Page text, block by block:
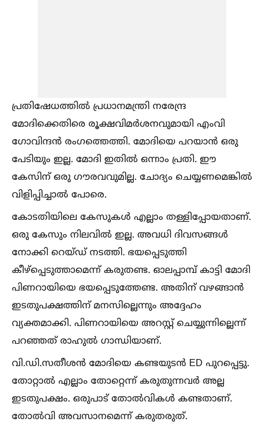
പ്രതിഷേധത്തില്‍ പ്രധാനമന്ത്രി നരേന്ദ്ര
മോദിക്കെതിരെ രൂക്ഷവിമർശനവുമായി എംവി
ഗോവിന്ദൻ രംഗത്തെത്തി. മോദിയെ പറയാൻ ഒരു
പേടിയും ഇല്ല. മോദി ഇതില്‍ ഒന്നാം പ്രതി. ഈ
കേസിന് ഒരു ഗൗരവവുമില്ല. ചോദ്യം ചെയ്യണമെങ്കില്‍
വിളിപ്പിച്ചാല്‍ പോരെ.
കോടതിയിലെ കേസുകള്‍ എല്ലാം തള്ളിപ്പോയതാണ്.
ഒരു കേസും നിലവില്‍ ഇല്ല. അവധി ദിവസങ്ങള്‍
നോക്കി റെയ്ഡ് നടത്തി. ഭയപ്പെടുത്തി
കീഴ്പ്പെടുത്താമെന്ന് കരുതണ്ട. ഓലപ്പാമ്പ് കാട്ടി മോദി
പിണറായിയെ ഭയപ്പെടുത്തേണ്ട. അതിന് വഴങ്ങാൻ
ഇടതുപക്ഷത്തിന് മനസില്ലെന്നും അദ്ദേഹം
വ്യക്തമാക്കി. പിണറായിയെ അറസ്റ്റ് ചെയ്യുന്നില്ലെന്ന്
പറഞ്ഞത് രാഹുല്‍ ഗാന്ധിയാണ്.
വി.ഡി.സതീശൻ മോദിയെ കണ്ടയുടൻ ED പുറപ്പെട്ടു.
തോറ്റാല്‍ എല്ലാം തോറ്റെന്ന് കരുതുന്നവർ അല്ല
ഇടതുപക്ഷം. ഒരുപാട് തോല്‍വികള്‍ കണ്ടതാണ്.
തോല്‍വി അവസാനമെന്ന് കരുതരുത്.